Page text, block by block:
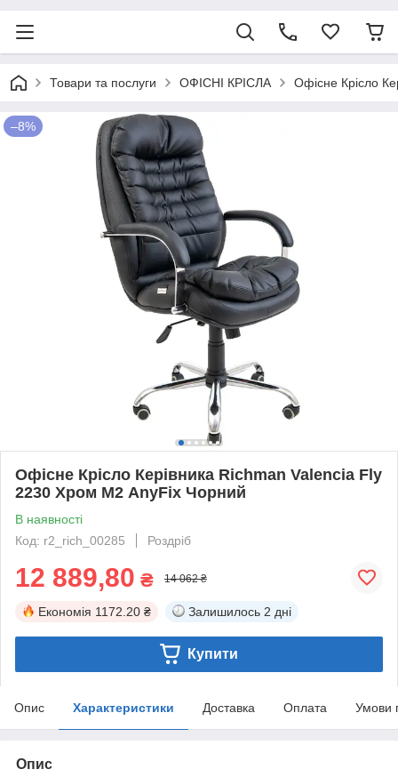
Товари та послуги ОФІСНІ КРІСЛА Офісне Крісло
–8%
Офісне Крісло Керівника Richman Valencia Fly
2230 Хром М2 AnyFix Чорний
В наявності
Код: r2_rich_00285
Роздріб
12 889,80 ₴ 14 062 ₴
Економія 1172.20 ₴ Залишилось 2 дні
Купити
Опис Характеристики Доставка Оплата Умови
Опис